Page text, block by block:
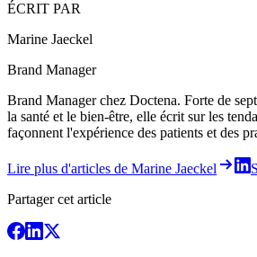
ÉCRIT PAR
Marine Jaeckel
Brand Manager
Brand Manager chez Doctena. Forte de
la santé et le bien-être, elle écrit sur les
façonnent l'expérience des patients et des
Lire plus d'articles de Marine Jaeckel
Partager cet article